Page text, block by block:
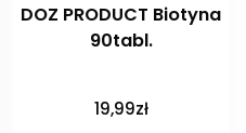
DOZ PRODUCT Biotyna
90tabl.
19,99zł